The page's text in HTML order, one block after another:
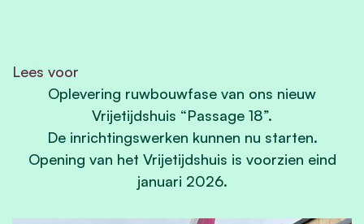
Lees voor
Oplevering ruwbouwfase van ons nieuw
Vrijetijdshuis “Passage 18”.
De inrichtingswerken kunnen nu starten.
Opening van het Vrijetijdshuis is voorzien eind
januari 2026.